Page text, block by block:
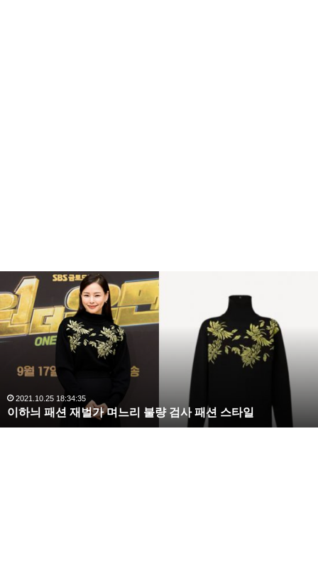
하
늬
패
션
며
느
리
2021.10.25 18:34:35
이하늬 패션 재벌가 며느리 불량 검사 패션 스타일